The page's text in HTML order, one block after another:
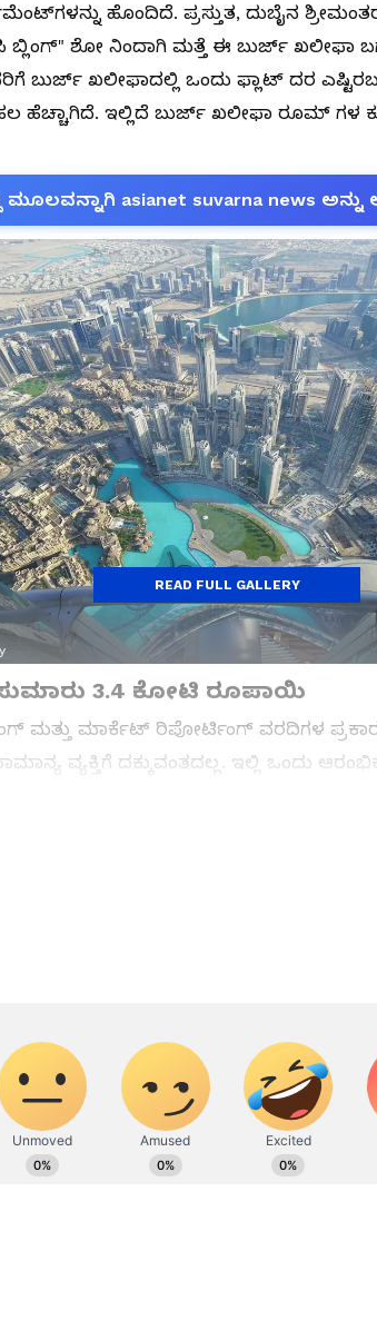
ಹೊಂದಿದೆ. ಪ್ರಸ್ತುತ, ದುಬೈನ ಶ್ರೀಮಂತರ
ಬ್ಲಿಂಗ್" ಶೋ ನಿಂದಾಗಿ ಮತ್ತೆ ಈ ಬುರ್ಜ್ ಖಲೀಫಾ
ಬುರ್ಜ್ ಖಲೀಫಾದಲ್ಲಿ ಒಂದು ಫ್ಲಾಟ್ ದರ
ಹೆಚ್ಚಾಗಿದೆ. ಇಲ್ಲಿದೆ ಬುರ್ಜ್ ಖಲೀಫಾ ರೂಮ್ ಗಳ
ಮೂಲವನ್ನಾಗಿ asianet suvarna news
3.4 ಕೋಟಿ ರೂಪಾಯಿ
ಮತ್ತು ಮಾರ್ಕೆಟ್ ರಿಪೋರ್ಟಿಂಗ್ ವರದಿಗಳ
ವ್ಯಕ್ತಿಗೆ ದಕ್ಕುವಂತದಲ್ಲ. ಇಲ್ಲಿ ಒಂದು
ಗೊತ್ತಾ?
READ FULL GALLERY